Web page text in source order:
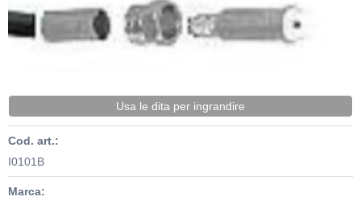
Usa le dita per ingrandire
Cod. art.:
I0101B
Marca: